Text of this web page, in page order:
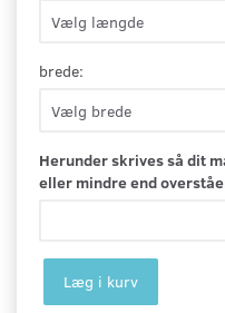
brede:
Herunder skrives så dit
eller mindre end
Læg i kurv